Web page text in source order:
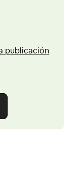
publicación